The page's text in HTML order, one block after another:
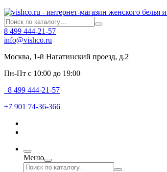
8 499 444-21-57
info@vishco.ru
Москва, 1-й Нагатинский проезд, д.2
Пн-Пт с 10:00 до 19:00
8 499 444-21-57
+7 901 74-36-366
Меню